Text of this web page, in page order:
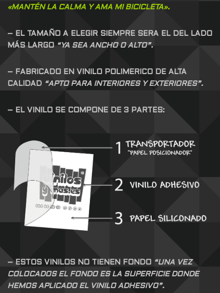
«MANTÉNLA CALMA Y AMA MI BICICLETA».
– EL TAMAÑO A ELEGIR SIEMPRE SERA EL DEL LADO
MÁS LARGO“YA SEA ANCHO O ALTO”.
– FABRICADO EN VINILO POLIMERICO DE ALTA
CALIDAD “APTO PARA INTERIORES Y EXTERIORES”.
– EL VINILO SE COMPONE DE 3 PARTES:
– ESTOS VINILOS NO TIENEN FONDO
“UNA VEZ
COLOCADOS EL FONDO ES LA SUPERFICIE DONDE
HEMOS APLICADO EL VINILO ADHESIVO”.